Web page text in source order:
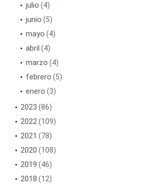
julio (4)
junio (5)
mayo (4)
abril (4)
marzo (4)
febrero (5)
enero (3)
2023 (86)
2022(109)
2021 (78)
2020 (108)
2019 (46)
2018 (12)